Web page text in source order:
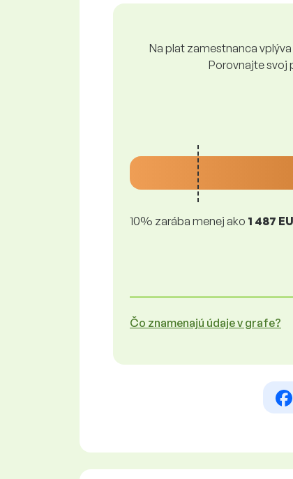
Na plat zamestnanca
Porovnajte svoj
10% zarába menej ako 1 487
Čo znamenajú údaje v grafe?